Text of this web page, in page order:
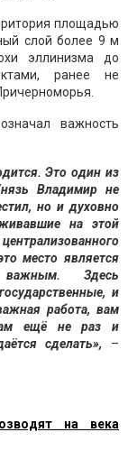
площадью
слой более 9 м
эллинизма до
ранее не
важность
Это один из
Владимир не
но и духовно
на этой
место является
важным. Здесь
и
работа, вам
ещё не раз и
сделать», –
на века